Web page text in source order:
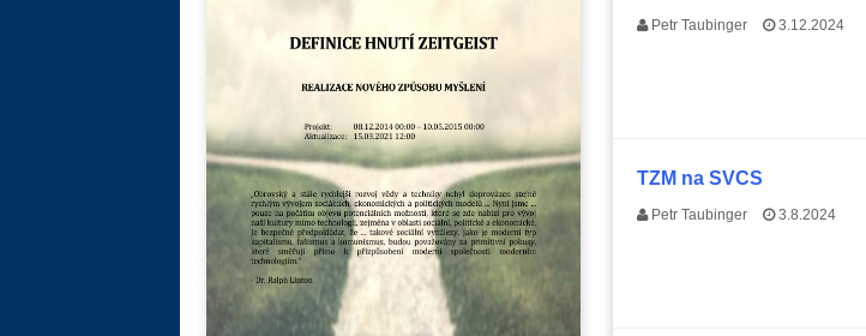
Petr Taubinger 3.12.2024
TZM na SVCS
Petr Taubinger 3.8.2024